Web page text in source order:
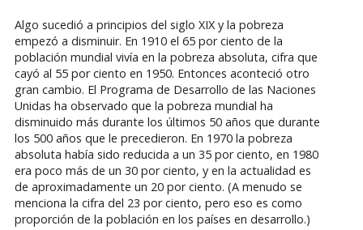
Algo sucedió a principios del siglo XIX y la pobreza
empezó a disminuir. En 1910 el 65 por ciento de la
población mundial vivía en la pobreza absoluta, cifra que
cayó al 55 por ciento en 1950. Entonces aconteció otro
gran cambio. El Programa de Desarrollo de las Naciones
Unidas ha observado que la pobreza mundial ha
disminuido más durante los últimos 50 años que durante
los 500 años que le precedieron. En 1970 la pobreza
absoluta había sido reducida a un 35 por ciento, en 1980
era poco más de un 30 por ciento, y en la actualidad es
de aproximadamente un 20 por ciento. (A menudo se
menciona la cifra del 23 por ciento, pero eso es como
proporción de la población en los países en desarrollo.)